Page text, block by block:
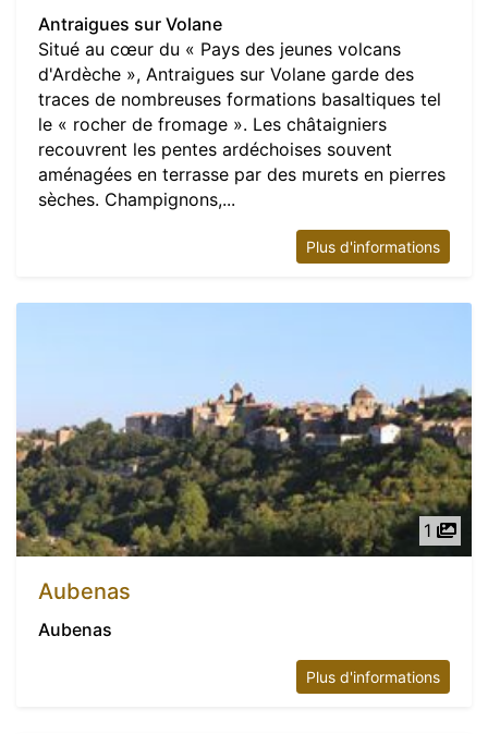
Antraigues sur Volane
Situé au cœur du « Pays des jeunes volcans
d'Ardèche », Antraigues sur Volane garde des
traces de nombreuses formations basaltiques tel
le « rocher de fromage ». Les châtaigniers
recouvrent les pentes ardéchoises souvent
aménagées en terrasse par des murets en pierres
sèches. Champignons,...
Plus d'informations
1
Aubenas
Aubenas
Plus d'informations